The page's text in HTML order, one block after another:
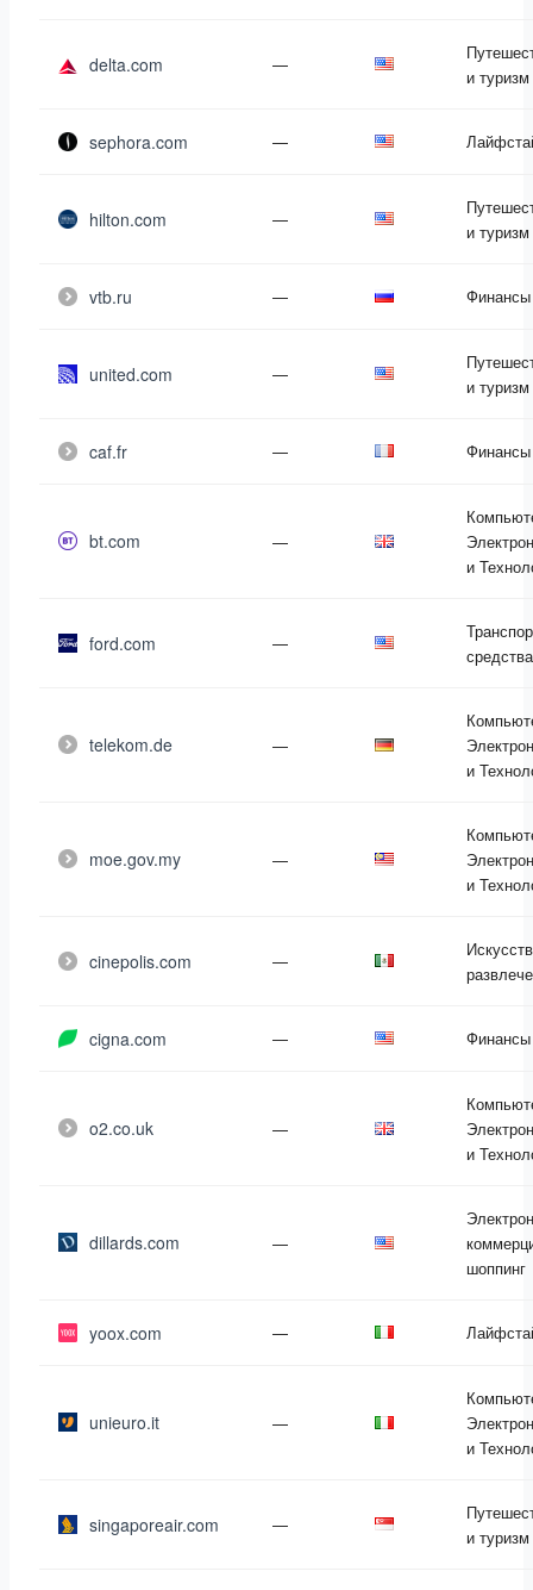
delta.com —
и туризм
sephora.com —
hilton.com —
и туризм
vtb.ru — Финансы
united.com —
и туризм
caf.fr — Финансы
bt.com —
и
ford.com —
средства
telekom.de —
и
moe.gov.my —
и
cinepolis.com —
cigna.com — Финансы
o2.co.uk —
и
dillards.com —
шоппинг
yoox.com —
unieuro.it —
и
singaporeair.com —
и туризм